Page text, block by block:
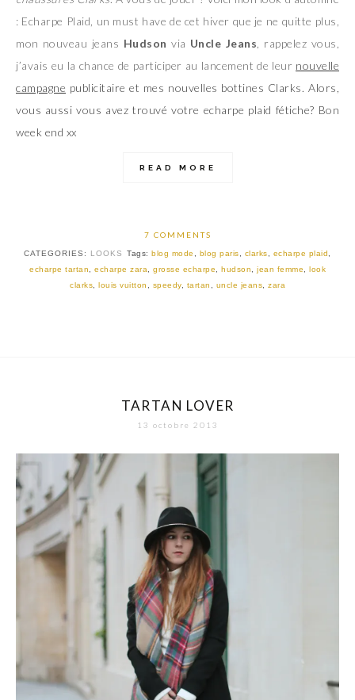
: Echarpe Plaid, un must have de cet hiver que je ne quitte plus,
mon nouveau jeans Hudson via Uncle Jeans , rappelez vous,
j’avais eu la chance de participer au lancement de leur nouvelle
campagne publicitaire et mes nouvelles bottines Clarks. Alors,
vous aussi vous avez trouvé votre echarpe plaid fétiche? Bon
week end xx
READ MORE
7 COMMENTS
CATEGORIES: LOOKS Tags:blog mode , blog paris, clarks, echarpe plaid,
echarpe tartan, echarpe zara, grosse echarpe, hudson, jean femme, look
clarks, louis vuitton , speedy, tartan , uncle jeans, zara
TARTAN LOVER
13 octobre 2013